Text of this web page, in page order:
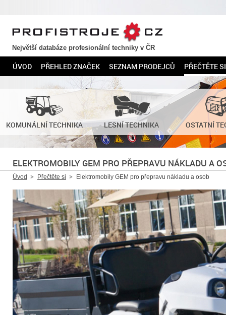
PROFISTROJE.CZ
Největší databáze profesionální techniky v ČR
ÚVOD PŘEHLED ZNAČEK SEZNAM PRODEJCŮ PŘEČTĚTE SI
KOMUNÁLNÍ TECHNIKA LESNÍ TECHNIKA OSTATNÍ
ELEKTROMOBILY GEM PRO PŘEPRAVU NÁKLADU A
Úvod Přečtěte si Elektromobily GEM pro přepravu nákladu a osob